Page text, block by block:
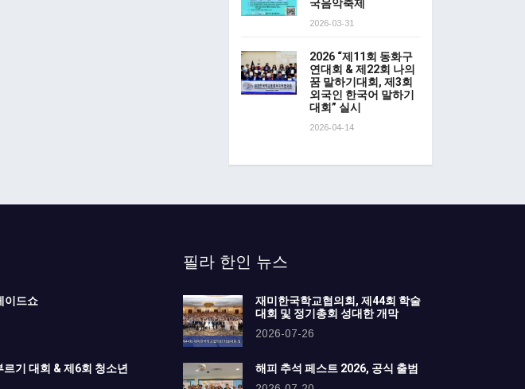
국음악축제
2026-03-31
2026 “제11회 동화구
연대회 & 제22회 나의
꿈 말하기대회, 제3회
외국인 한국어 말하기
대회” 실시
2026-04-14
이드쇼
기 대회 & 제6회 청소년
필라 한인 뉴스
재미한국학교협의회, 제44회 학술
대회 및 정기총회 성대한 개막
2026-07-26
해피 추석 페스트 2026, 공식 출범